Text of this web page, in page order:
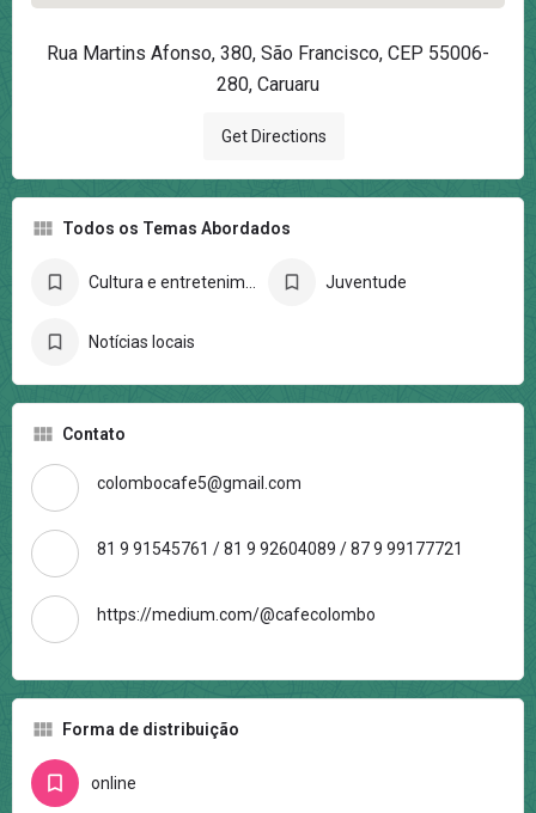
Rua Martins Afonso, 380, São Francisco, CEP 55006-
280, Caruaru
Get Directions
Todos os Temas Abordados
Cultura e entretenimento Juventude
Notícias locais
Contato
colombocafe5@gmail.com
81 9 91545761 / 81 9 92604089 / 87 9 99177721
https://medium.com/@cafecolombo
Forma de distribuição
online